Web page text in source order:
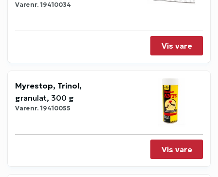
Varenr.19410034
Vis vare
Myrestop, Trinol,
granulat, 300 g
Varenr.19410055
Vis vare